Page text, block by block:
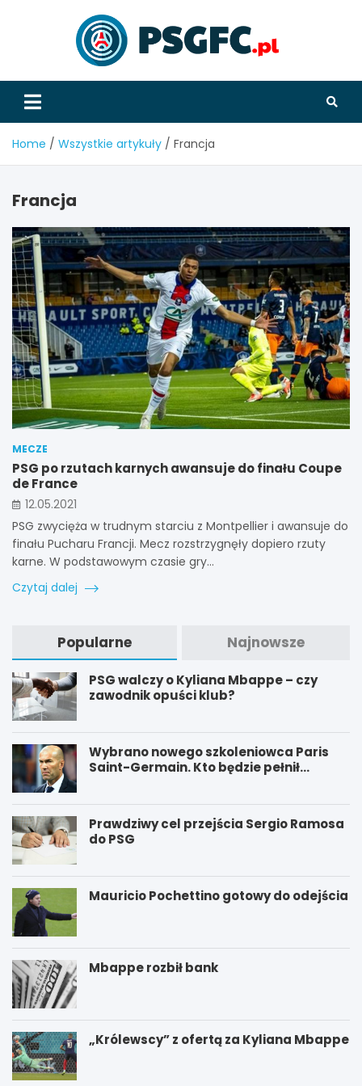
Home Wszystkie artykuły Francja
Francja
MECZE
PSG po rzutach karnych awansuje do finału Coupe
de France
12.05.2021
PSG zwycięża w trudnym starciu z Montpellier i awansuje do
finału Pucharu Francji. Mecz rozstrzygnęły dopiero rzuty
karne. W podstawowym czasie gry…
Czytaj dalej
Popularne Najnowsze
PSG walczy o Kyliana Mbappe – czy
zawodnik opuści klub?
Wybrano nowego szkoleniowca Paris
Saint-Germain. Kto będzie pełnił
Prawdziwy cel przejścia Sergio Ramosa
do PSG
Mauricio Pochettino gotowy do odejścia
Mbappe rozbił bank
„Królewscy” z ofertą za Kyliana Mbappe
P
W